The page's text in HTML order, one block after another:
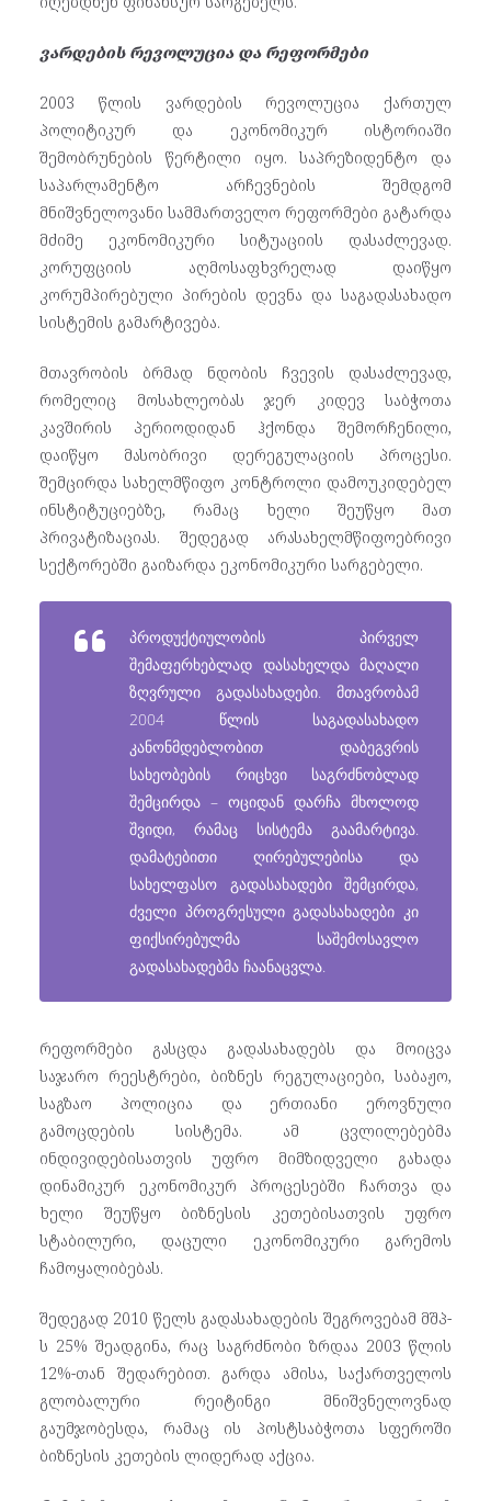
ვარდების რევოლუცია და რეფორმები
2003 წლის ვარდების რევოლუცია ქართულ
პოლიტიკურ და ეკონომიკურ ისტორიაში
შემობრუნების წერტილი იყო. საპრეზიდენტო და
საპარლამენტო არჩევნების შემდგომ
მნიშვნელოვანი სამმართველო რეფორმები გატარდა
მძიმე ეკონომიკური სიტუაციის დასაძლევად.
კორუფციის აღმოსაფხვრელად დაიწყო
კორუმპირებული პირების დევნა და საგადასახადო
სისტემის გამარტივება.
მთავრობის ბრმად ნდობის ჩვევის დასაძლევად,
რომელიც მოსახლეობას ჯერ კიდევ საბჭოთა
კავშირის პერიოდიდან ჰქონდა შემორჩენილი,
დაიწყო მასობრივი დერეგულაციის პროცესი.
შემცირდა სახელმწიფო კონტროლი დამოუკიდებელ
ინსტიტუციებზე, რამაც ხელი შეუწყო მათ
პრივატიზაციას. შედეგად არასახელმწიფოებრივი
სექტორებში გაიზარდა ეკონომიკური სარგებელი.
პროდუქტიულობის პირველ
შემაფერხებლად დასახელდა მაღალი
ზღვრული გადასახადები. მთავრობამ
2004 წლის საგადასახადო
კანონმდებლობით დაბეგვრის
სახეობების რიცხვი საგრძნობლად
შემცირდა – ოციდან დარჩა მხოლოდ
შვიდი, რამაც სისტემა გაამარტივა.
დამატებითი ღირებულებისა და
სახელფასო გადასახადები შემცირდა,
ძველი პროგრესული გადასახადები კი
ფიქსირებულმა საშემოსავლო
გადასახადებმა ჩაანაცვლა.
რეფორმები გასცდა გადასახადებს და მოიცვა
საჯარო რეესტრები, ბიზნეს რეგულაციები, საბაჟო,
საგზაო პოლიცია და ერთიანი ეროვნული
გამოცდების სისტემა. ამ ცვლილებებმა
ინდივიდებისათვის უფრო მიმზიდველი გახადა
დინამიკურ ეკონომიკურ პროცესებში ჩართვა და
ხელი შეუწყო ბიზნესის კეთებისათვის უფრო
სტაბილური, დაცული ეკონომიკური გარემოს
ჩამოყალიბებას.
შედეგად 2010 წელს გადასახადების შეგროვებამ მშპ-
ს 25% შეადგინა, რაც საგრძნობი ზრდაა 2003 წლის
12%-თან შედარებით. გარდა ამისა, საქართველოს
გლობალური რეიტინგი მნიშვნელოვნად
გაუმჯობესდა, რამაც ის პოსტსაბჭოთა სფეროში
ბიზნესის კეთების ლიდერად აქცია.